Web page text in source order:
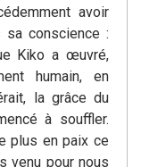
avoir
conscience :
Kiko a œuvré,
humain, en
la grâce du
à souffler.
plus en paix ce
venu pour nous